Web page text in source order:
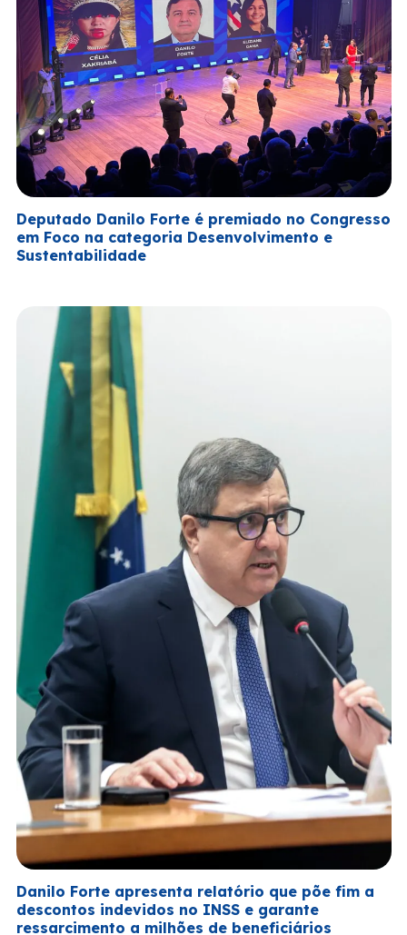
Deputado Danilo Forte é premiado no Congresso
em Foco na categoria Desenvolvimento e
Sustentabilidade
Danilo Forte apresenta relatório que põe fim a
descontos indevidos no INSS e garante
ressarcimento a milhões de beneficiários